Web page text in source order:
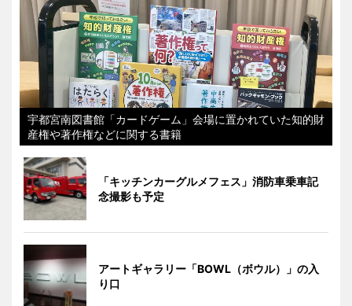
宇都宮南図書館「カードゲーム」会場に置かれていた知的財
産権や著作権などに関する書籍
「キッチンカーグルメフェス」消防車乗車記
念撮影も予定
アートギャラリー「BOWL（ボウル）」の入
り口